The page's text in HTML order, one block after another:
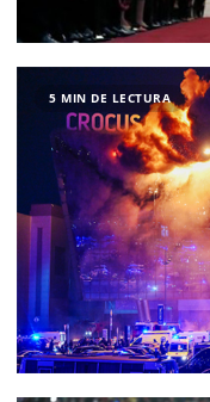
5 MIN DE LECTURA